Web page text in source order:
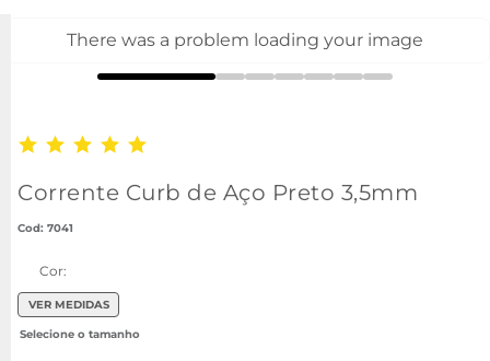
There was a problem loading your image
Corrente Curb de Aço Preto 3,5mm
: 7041
Cor:
VER MEDIDAS